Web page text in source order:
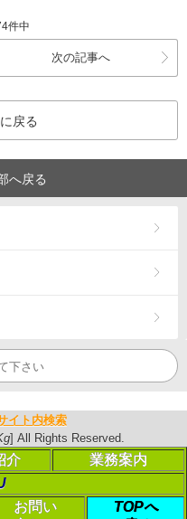
イト内検索
] All Rights Reserved.
介
業務案内
お問い
TOPへ
件中
次の記事へ
戻る
へ戻る
･税務（相続税・確定申
浜名区・浜松市天竜区
Rights Reserved.
替える